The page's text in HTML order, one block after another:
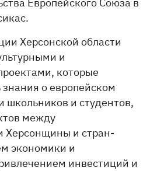
Херсонской области
и
которые
о европейском
школьников и студентов,
между
Херсонщины и стран-
экономики и
инвестиций и